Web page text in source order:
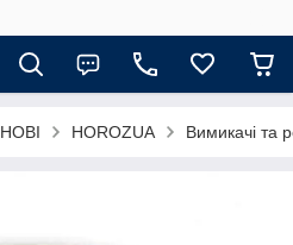
НОВІ HOROZUA Вимикачі та